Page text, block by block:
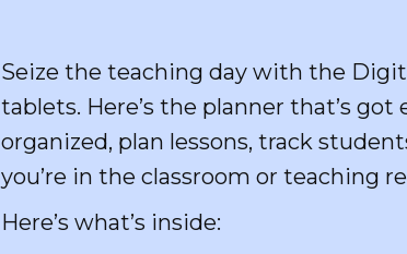
Seize the teaching day with the
tablets. Here’s the planner that’s
organized, plan lessons, track
you’re in the classroom or teaching
Here’s what’s inside: